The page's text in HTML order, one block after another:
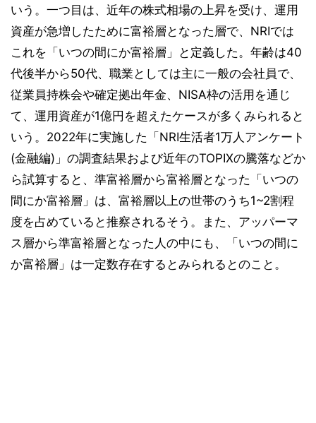
いう。一つ目は、近年の株式相場の上昇を受け、運用
資産が急増したために富裕層となった層で、NRIでは
これを「いつの間にか富裕層」と定義した。年齢は40
代後半から50代、職業としては主に一般の会社員で、
従業員持株会や確定拠出年金、NISA枠の活用を通じ
て、運用資産が1億円を超えたケースが多くみられると
いう。2022年に実施した「NRI生活者1万人アンケート
(金融編)」の調査結果および近年のTOPIXの騰落などか
ら試算すると、準富裕層から富裕層となった「いつの
間にか富裕層」は、富裕層以上の世帯のうち1~2割程
度を占めていると推察されるそう。また、アッパーマ
ス層から準富裕層となった人の中にも、「いつの間に
か富裕層」は一定数存在するとみられるとのこと。